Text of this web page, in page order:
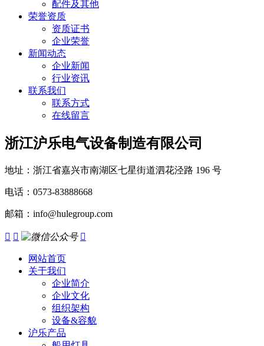
配件及其他
荣誉资质
资质证书
企业荣誉
新闻动态
企业新闻
行业资讯
联系我们
联系方式
在线留言
浙江沪乐电气设备制造有限公司
地址：浙江省嘉兴市南湖区七星街道泗花泾路 196 号
电话：0573-83888668
邮箱：info@hulegroup.com
  
网站首页
关于我们
企业简介
企业文化
组织架构
设备&容貌
沪乐产品